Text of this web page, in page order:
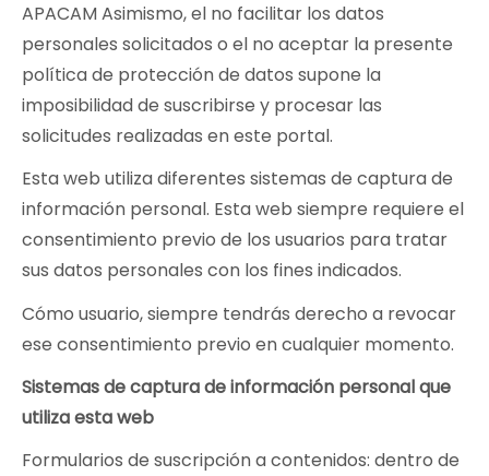
APACAM Asimismo, el no facilitar los datos
personales solicitados o el no aceptar la presente
política de protección de datos supone la
imposibilidad de suscribirse y procesar las
solicitudes realizadas en este portal.
Esta web utiliza diferentes sistemas de captura de
información personal. Esta web siempre requiere el
consentimiento previo de los usuarios para tratar
sus datos personales con los fines indicados.
Cómo usuario, siempre tendrás derecho a revocar
ese consentimiento previo en cualquier momento.
Sistemas de captura de información personal que
utiliza esta web
Formularios de suscripción a contenidos: dentro de